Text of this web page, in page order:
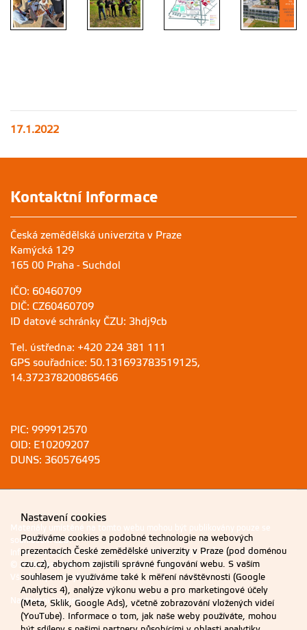
17.1.2022
Kontaktní informace
Česká zemědělská univerzita v Praze
Kamýcká 129
165 00 Praha - Suchdol
IČO: 60460709
DIČ: CZ60460709
ID datové schránky ČZU: 3hdj9cb
Tel. ústředna: +420 224 381 111
GPS souřadnice: 50.131693783519125,
14.372378200865466
PIC: 999912570
OID: E10209207
DUNS: 360576495
Materiály umístěné na tomto webu mohou být publikovány pouze se
souhlasem ČZU.
Informace o zpracování a ochraně osobních údajů na ČZU v Praze.
© 2026 Česká zemědělská univerzita v Praze
Všechna práva vyhrazena
Nastavení cookies
Nastavení cookies
Používáme cookies a podobné technologie na webových
prezentacích České zemědělské univerzity v Praze (pod doménou
czu.cz), abychom zajistili správné fungování webu. S vaším
souhlasem je využíváme také k měření návštěvnosti (Google
Analytics 4), analýze výkonu webu a pro marketingové účely
(Meta, Sklik, Google Ads), včetně zobrazování vložených videí
(YouTube). Informace o tom, jak naše weby používáte, mohou